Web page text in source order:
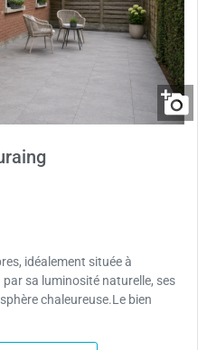
idéalement située à
sa luminosité naturelle, ses
chaleureuse.Le bien